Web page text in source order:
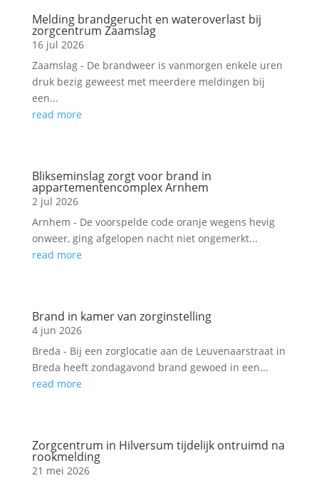
Melding brandgerucht en wateroverlast bij
zorgcentrum Zaamslag
16 jul 2026
Zaamslag - De brandweer is vanmorgen enkele uren
druk bezig geweest met meerdere meldingen bij
een...
read more
Blikseminslag zorgt voor brand in
appartementencomplex Arnhem
2 jul 2026
Arnhem - De voorspelde code oranje wegens hevig
onweer, ging afgelopen nacht niet ongemerkt...
read more
Brand in kamer van zorginstelling
4 jun 2026
Breda - Bij een zorglocatie aan de Leuvenaarstraat in
Breda heeft zondagavond brand gewoed in een...
read more
Zorgcentrum in Hilversum tijdelijk ontruimd na
rookmelding
21 mei 2026